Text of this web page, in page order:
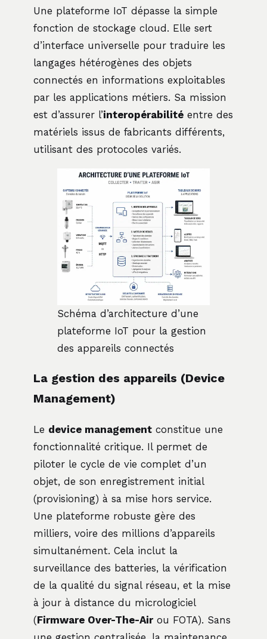
Une plateforme IoT dépasse la simple
fonction de stockage cloud. Elle sert
d’interface universelle pour traduire les
langages hétérogènes des objets
connectés en informations exploitables
par les applications métiers. Sa mission
est d’assurer l’interopérabilité entre des
matériels issus de fabricants différents,
utilisant des protocoles variés.
Schéma d’architecture d’une
plateforme IoT pour la gestion
des appareils connectés
La gestion des appareils (Device
Management)
Le device management constitue une
fonctionnalité critique. Il permet de
piloter le cycle de vie complet d’un
objet, de son enregistrement initial
(provisioning) à sa mise hors service.
Une plateforme robuste gère des
milliers, voire des millions d’appareils
simultanément. Cela inclut la
surveillance des batteries, la vérification
de la qualité du signal réseau, et la mise
à jour à distance du micrologiciel
(Firmware Over-The-Airou FOTA). Sans